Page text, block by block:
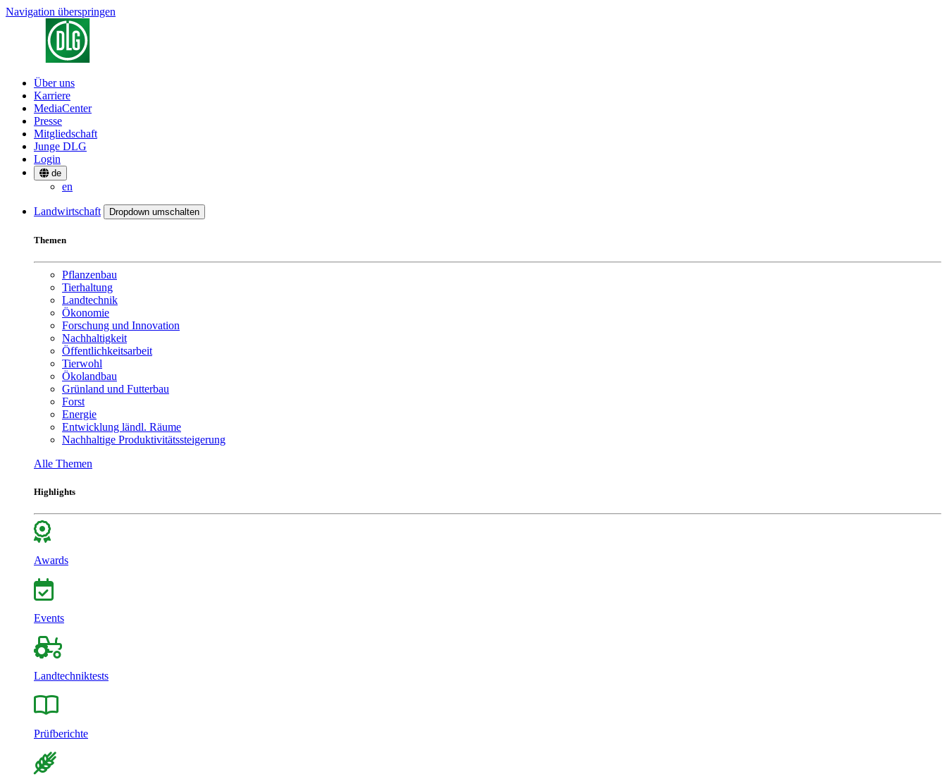
Navigation überspringen
Über uns
Karriere
MediaCenter
Presse
Mitgliedschaft
Junge DLG
Login
de
en
Landwirtschaft Dropdown umschalten
Themen
Pflanzenbau
Tierhaltung
Landtechnik
Ökonomie
Forschung und Innovation
Nachhaltigkeit
Öffentlichkeitsarbeit
Tierwohl
Ökolandbau
Grünland und Futterbau
Forst
Energie
Entwicklung ländl. Räume
Nachhaltige Produktivitätssteigerung
Alle Themen
Highlights
Awards
Events
Landtechniktests
Prüfberichte